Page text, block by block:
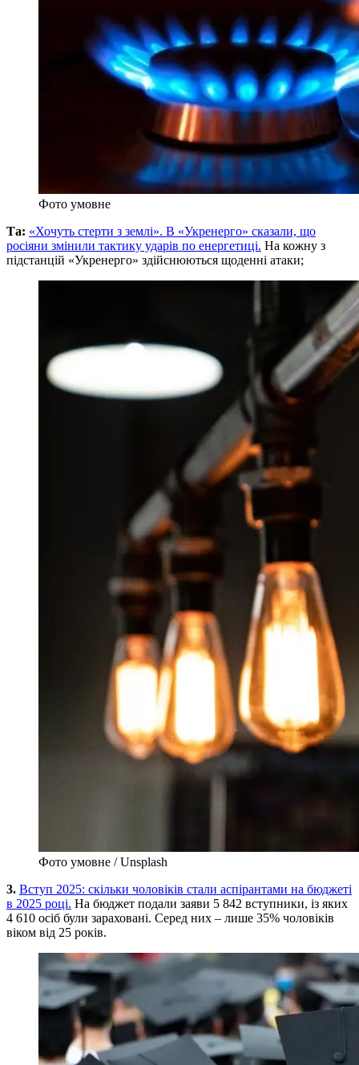
Фото умовне
Та: «Хочуть стерти з землі». В «Укренерго» сказали, що
росіяни змінили тактику ударів по енергетиці. На кожну з
підстанцій «Укренерго» здійснюються щоденні атаки;
Фото умовне / Unsplash
3. Вступ 2025: скільки чоловіків стали аспірантами на бюджеті
в 2025 році. На бюджет подали заяви 5 842 вступники, із яких
4 610 осіб були зараховані. Серед них – лише 35% чоловіків
віком від 25 років.